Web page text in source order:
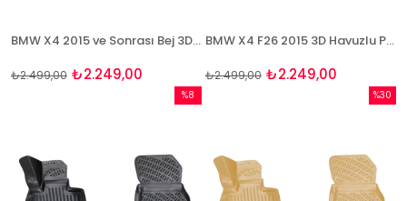
BMW X4 2015 ve Sonrası Bej 3D Havuzlu Paspas Takımı Bizymo
₺2.249,00
₺2.499,00
BMW X4 F26 2015 3D Havuzlu Paspas Takımı Bizymo
₺2.249,00
₺2.499,00
%8
%30